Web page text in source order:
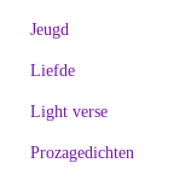
Jeugd
Liefde
Light verse
Prozagedichten